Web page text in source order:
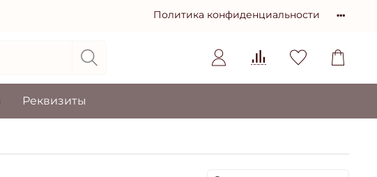
Политика конфиденциальности
Реквизиты